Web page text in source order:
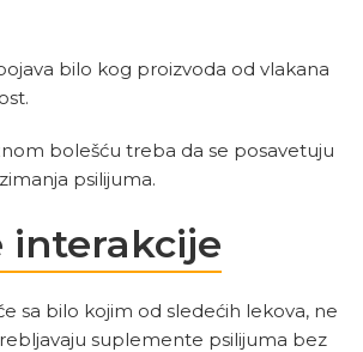
bilo kog proizvoda od vlakana
bolešću treba da se posavetuju
psilijuma.
interakcije
sa bilo kojim od sledećih lekova, ne
suplemente psilijuma bez